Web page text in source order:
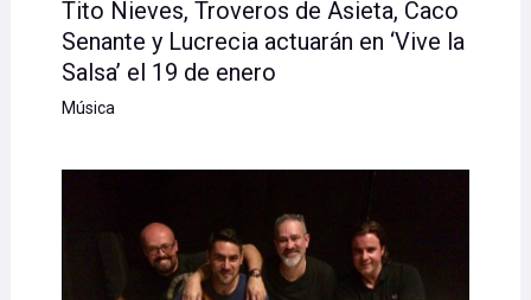
Tito Nieves, Troveros de Asieta, Caco
Senante y Lucrecia actuarán en ‘Vive la
Salsa’ el 19 de enero
Música